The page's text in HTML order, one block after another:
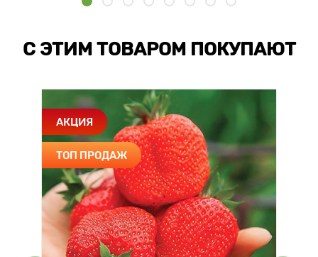
С ЭТИМ ТОВАРОМ ПОКУПАЮТ
АКЦИЯ
ТОП ПРОДАЖ